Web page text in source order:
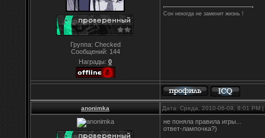
Группа: Checked
Сообщений: 144
Награды: 0
Сон некогда не заменит жизнь !
anonimka Дата: Среда, 2010-06-09, 8:01
не поняла правила игры...
ответ-лампочка?)